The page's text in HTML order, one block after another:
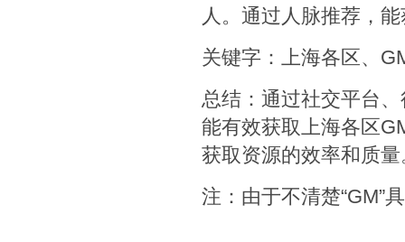
人。通过人脉推荐，
关键字：上海各区、
总结：通过社交平台
能有效获取上海各区
获取资源的效率和质量
注：由于不清楚“GM”